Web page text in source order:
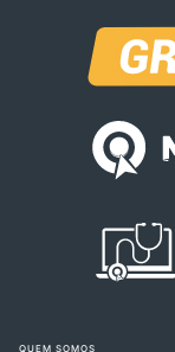
QUEM SOMOS